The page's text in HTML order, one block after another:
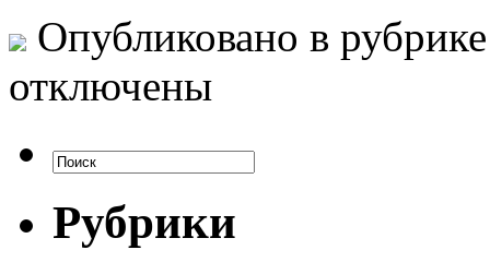
Опубликовано в
отключены
Рубрики